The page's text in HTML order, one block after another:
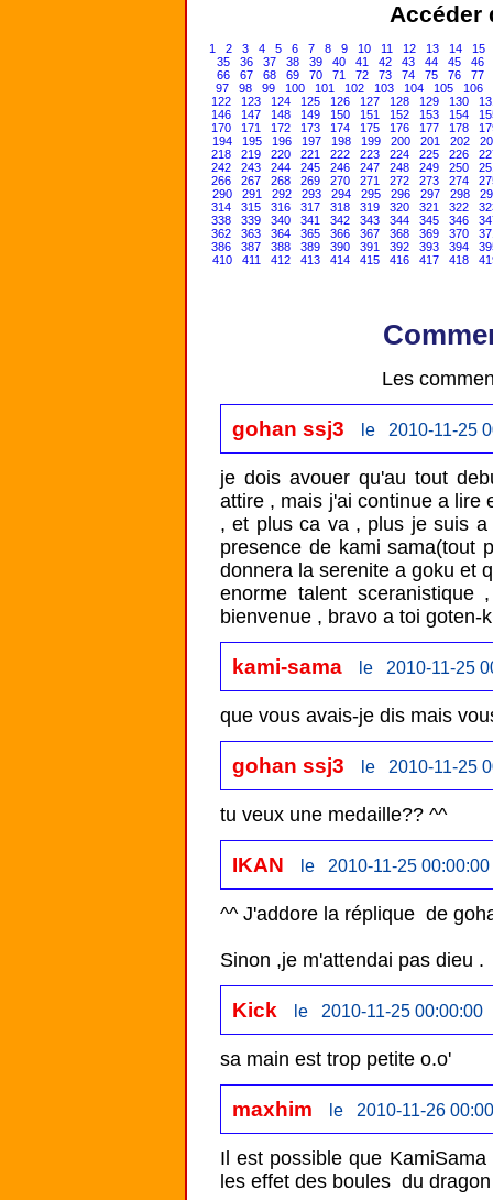
Accéder
1 2 3 4 5 6 7 8 9 10 11 12 13 14
15
35
36 37 38 39 40 41 42 43 44 45
46
66
67 68 69 70 71 72 73 74 75 76
77
97
98 99 100 101 102 103 104 105
106
122
123 124 125 126 127 128 129 130
146
147 148 149 150 151 152 153 154
170
171 172 173 174 175 176 177 178
194
195 196 197 198 199 200 201 202
218
219 220 221 222 223 224 225 226
242
243 244 245 246 247 248 249 250
266
267 268 269 270 271 272 273 274
290
291 292 293 294 295 296 297 298
314
315 316 317 318 319 320 321 322
338
339 340 341 342 343 344 345 346
362
363 364 365 366 367 368 369 370
386
387 388 389 390 391 392 393 394
410
411 412 413 414 415 416 417 418
Les
gohan ssj3 le 2010-11-25
je dois avouer qu'au tout
attire , mais j'ai continue a lire
, et plus ca va , plus je suis
presence de kami sama(tout
donnera la serenite a goku et
enorme talent sceranistique
bienvenue , bravo a toi goten-
kami-sama le 2010-11-25
que vous avais-je dis mais
gohan ssj3 le 2010-11-25
tu veux une medaille?? ^^
IKAN le 2010-11-25 00:00:00
^^ J'addore la réplique  de
Sinon ,je m'attendai pas dieu .
Kick le 2010-11-25 00:00:00
sa main est trop petite o.o'
maxhim le 2010-11-26
Il est possible que
les effet des boules  du